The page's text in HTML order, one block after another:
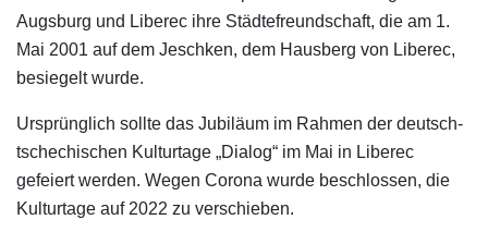
Augsburg und Liberec ihre Städtefreundschaft, die am 1.
Mai 2001 auf dem Jeschken, dem Hausberg von Liberec,
besiegelt wurde.
Ursprünglich sollte das Jubiläum im Rahmen der deutsch-
tschechischen Kulturtage „Dialog“ im Mai in Liberec
gefeiert werden. Wegen Corona wurde beschlossen, die
Kulturtage auf 2022 zu verschieben.